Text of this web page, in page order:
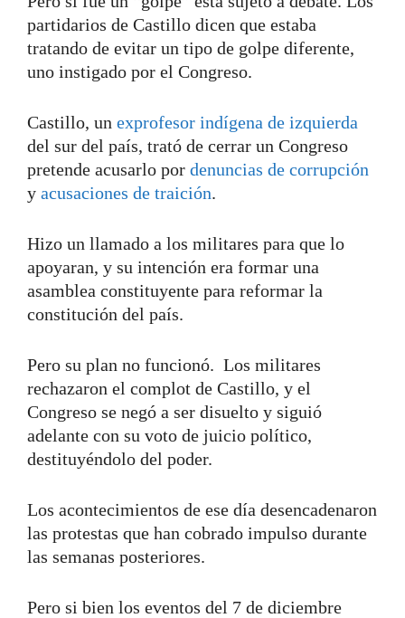
partidarios de Castillo dicen que estaba
tratando de evitar un tipo de golpe diferente,
uno instigado por el Congreso.
Castillo, un exprofesor indígena de izquierda
del sur del país, trató de cerrar un Congreso
pretende acusarlo por denuncias de corrupción
y acusaciones de traición.
Hizo un llamado a los militares para que lo
apoyaran, y su intención era formar una
asamblea constituyente para reformar la
constitución del país.
Pero su plan no funcionó. Los militares
rechazaron el complot de Castillo, y el
Congreso se negó a ser disuelto y siguió
adelante con su voto de juicio político,
destituyéndolo del poder.
Los acontecimientos de ese día desencadenaron
las protestas que han cobrado impulso durante
las semanas posteriores.
Pero si bien los eventos del 7 de diciembre